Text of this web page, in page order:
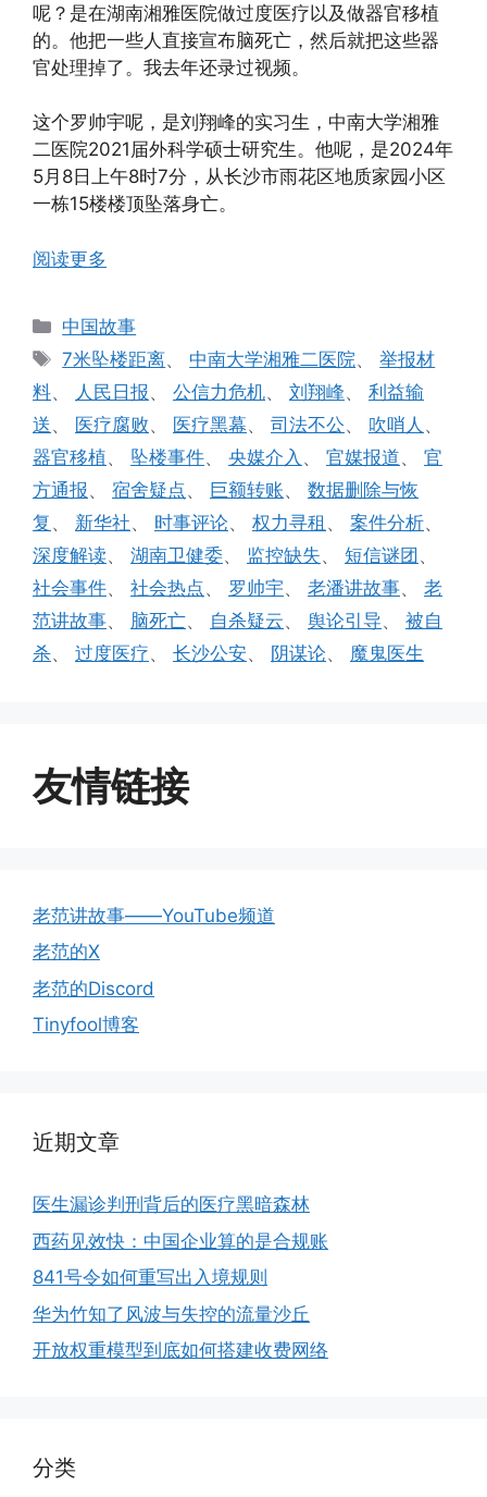
呢？是在湖南湘雅医院做过度医疗以及做器官移植
的。他把一些人直接宣布脑死亡，然后就把这些器
官处理掉了。我去年还录过视频。
这个罗帅宇呢，是刘翔峰的实习生，中南大学湘雅
二医院2021届外科学硕士研究生。他呢，是2024年
5月8日上午8时7分，从长沙市雨花区地质家园小区
一栋15楼楼顶坠落身亡。
阅读更多
分
类
中国故事
标
7米坠楼距离、 中南大学湘雅二医院、举报材
料、 人民日报、 公信力危机、 刘翔峰、 利益输
送、 医疗腐败、 医疗黑幕、 司法不公、 吹哨人 、
器官移植、 坠楼事件、 央媒介入 、 官媒报道、 官
方通报、 宿舍疑点、 巨额转账、 数据删除与恢
复 、 新华社、 时事评论、 权力寻租 、 案件分析、
深度解读、 湖南卫健委、 监控缺失、 短信谜团 、
社会事件、 社会热点、 罗帅宇、 老潘讲故事、 老
范讲故事、 脑死亡、 自杀疑云、 舆论引导、 被自
杀、 过度医疗、 长沙公安、 阴谋论、 魔鬼医生
友情链接
老范讲故事——YouTube频道
老范的X
老范的Discord
Tinyfool博客
近期文章
医生漏诊判刑背后的医疗黑暗森林
西药见效快：中国企业算的是合规账
841号令如何重写出入境规则
华为竹知了风波与失控的流量沙丘
开放权重模型到底如何搭建收费网络
分类